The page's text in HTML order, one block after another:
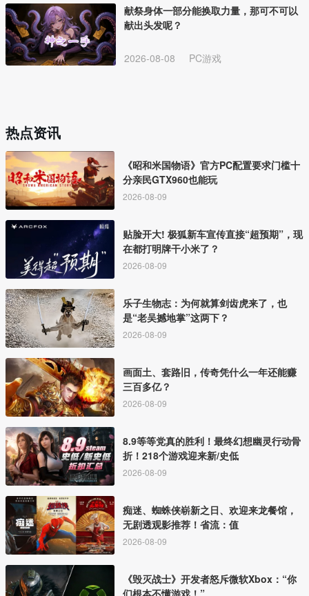
献祭身体一部分能换取力量，那可不可以
献出头发呢？
2026-08-08 PC游戏
热点资讯
《昭和米国物语》官方PC配置要求门槛十
分亲民GTX960也能玩
2026-08-09
贴脸开大! 极狐新车宣传直接“超预期”，现
在都打明牌干小米了？
2026-08-09
乐子生物志：为何就算剑齿虎来了，也
是“老吴撼地掌”这两下？
2026-08-09
画面土、套路旧，传奇凭什么一年还能赚
三百多亿？
2026-08-09
8.9等等党真的胜利！最终幻想幽灵行动骨
折！218个游戏迎来新/史低
2026-08-09
痴迷、蜘蛛侠崭新之日、欢迎来龙餐馆，
无剧透观影推荐！省流：值
2026-08-09
《毁灭战士》开发者怒斥微软Xbox：“你